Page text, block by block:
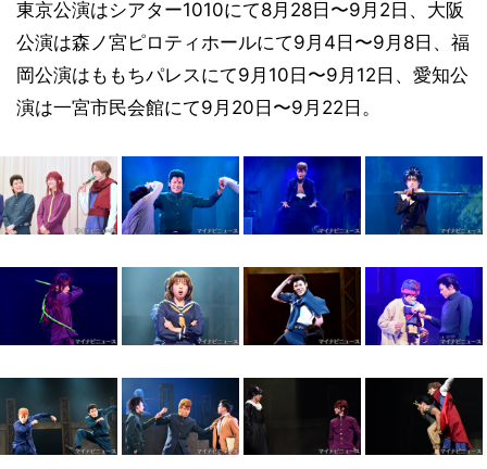
東京公演はシアター1010にて8月28日〜9月2日、大阪
公演は森ノ宮ピロティホールにて9月4日〜9月8日、福
岡公演はももちパレスにて9月10日〜9月12日、愛知公
演は一宮市民会館にて9月20日〜9月22日。